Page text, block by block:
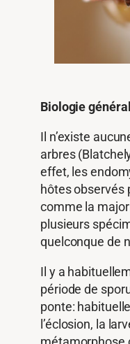
Biologie
Il n’existe
arbres
effet, les
hôtes observés
comme la
plusieurs
quelconque de
Il y a
période de
ponte:
l’éclosion, la